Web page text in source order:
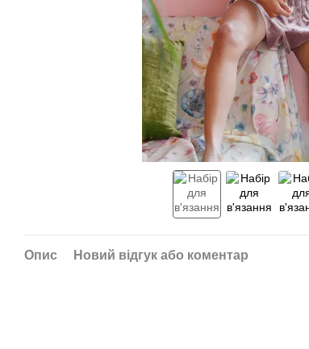
Опис Новий відгук або коментар